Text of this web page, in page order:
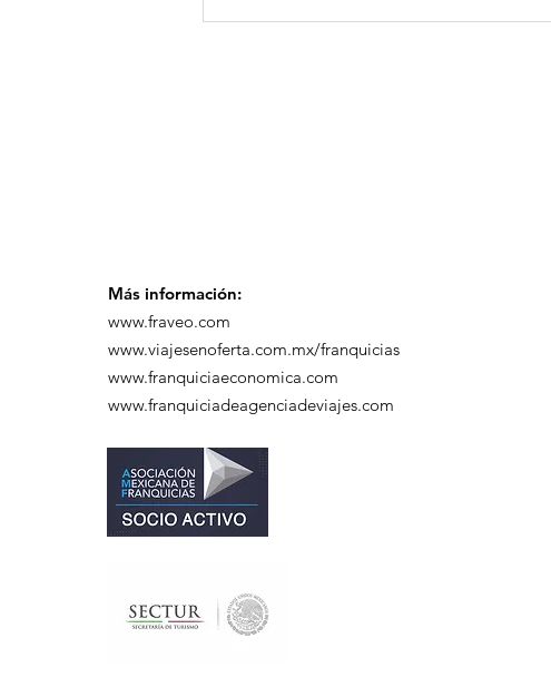
¡Arte, Vino y las Mejores
Más información:
www.fraveo.com
www.viajesenoferta.com.mx/franquicias
www.franquiciaeconomica.com
www.franquiciadeagenciadeviajes.com